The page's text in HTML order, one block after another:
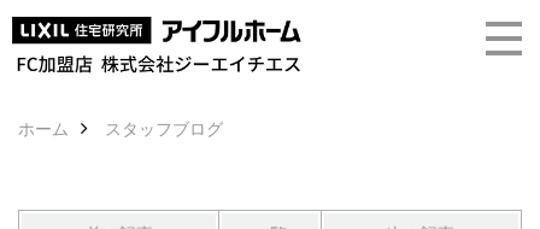
ホーム スタッフブログ